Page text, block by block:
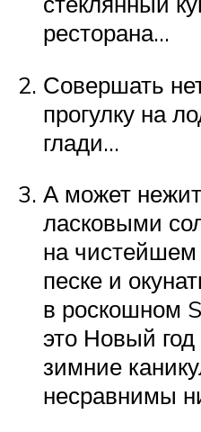
ресторана…
Совершать
прогулку на
глади…
А может
ласковыми
на
песке и
в роскошном
это Новый
зимние
несравнимы